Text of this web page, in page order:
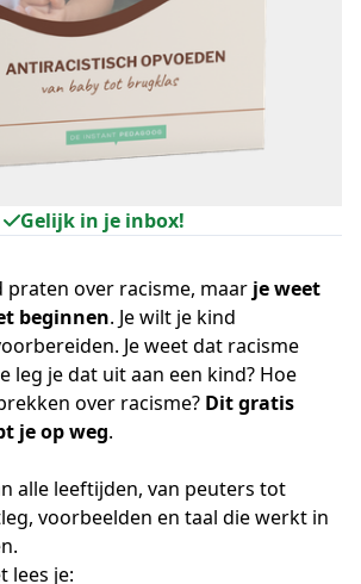
Gelijk in je inbox!
praten over racisme, maar je weet
beginnen. Je wilt je kind
Je weet dat racisme
leg je dat uit aan een kind? Hoe
over racisme? Dit gratis
je op weg.
alle leeftijden, van peuters tot
voorbeelden en taal die werkt in
lees je: